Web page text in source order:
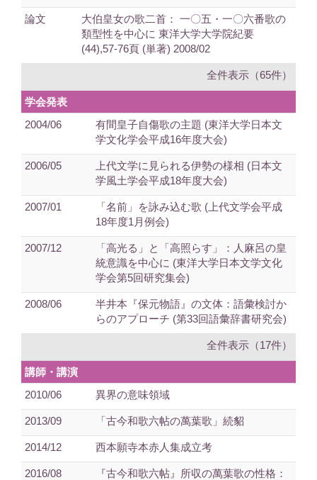
論文
大伯皇女の歌二首： 一〇五・一〇六番歌の
類型性を中心に 東洋大学大学院紀要
(44),57-76頁 (単著) 2008/02
全件表示（65件）
学会発表
2004/06
有間皇子自傷歌の主題 (東洋大学日本文
学文化学会平成16年度大会)
2006/05
上代文学に見られる伊勢の様相 (日本文
学風土学会平成18年度大会)
2007/01
「名前」を詠み込む歌 (上代文学会平成
18年度1月例会)
2007/12
「高光る」と「高照らす」：人麻呂の皇
統意識を中心に (東洋大学日本文学文化
学会第5回研究集会)
2008/06
半井本『保元物語』の文体：語彙検討か
らのアプローチ (第33回語彙辞書研究会)
全件表示（17件）
講師・講演
2010/06
異界の意味領域
2013/09 「古今和歌六帖の萬葉歌」続貂
2014/12 西本願寺本赤人集成立考
2016/08
『古今和歌六帖』所収の萬葉歌の性格：